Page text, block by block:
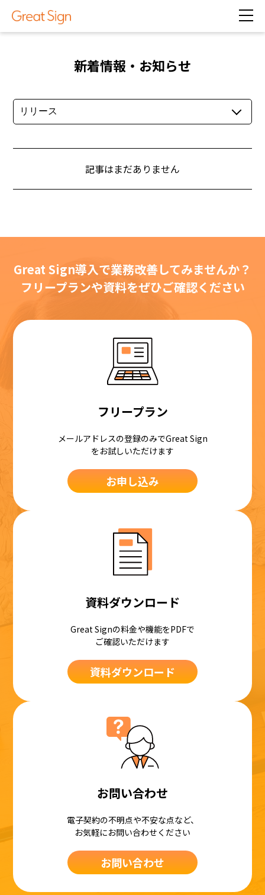
新着情報・お知らせ
記事はまだありません
Great Sign導入で業務改善してみませんか？
フリープランや資料をぜひご確認ください
フリープラン
メールアドレスの登録のみでGreat Sign
をお試しいただけます
お申し込み
資料ダウンロード
Great Signの料金や機能をPDFで
ご確認いただけます
資料ダウンロード
お問い合わせ
電子契約の不明点や不安な点など、
お気軽にお問い合わせください
お問い合わせ